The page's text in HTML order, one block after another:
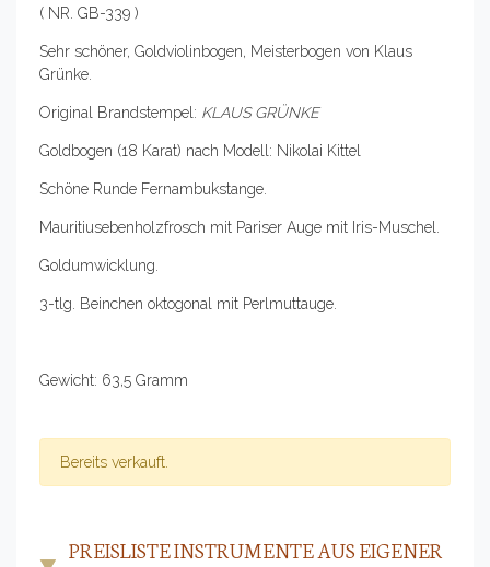
( NR. GB-339 )
Sehr schöner, Goldviolinbogen, Meisterbogen von Klaus
Grünke.
Original Brandstempel: KLAUS GRÜNKE
Goldbogen (18 Karat) nach Modell: Nikolai Kittel
Schöne Runde Fernambukstange.
Mauritiusebenholzfrosch mit Pariser Auge mit Iris-Muschel.
Goldumwicklung.
3-tlg. Beinchen oktogonal mit Perlmuttauge.
Gewicht: 63,5 Gramm
Bereits verkauft.
PREISLISTE INSTRUMENTE AUS EIGENER